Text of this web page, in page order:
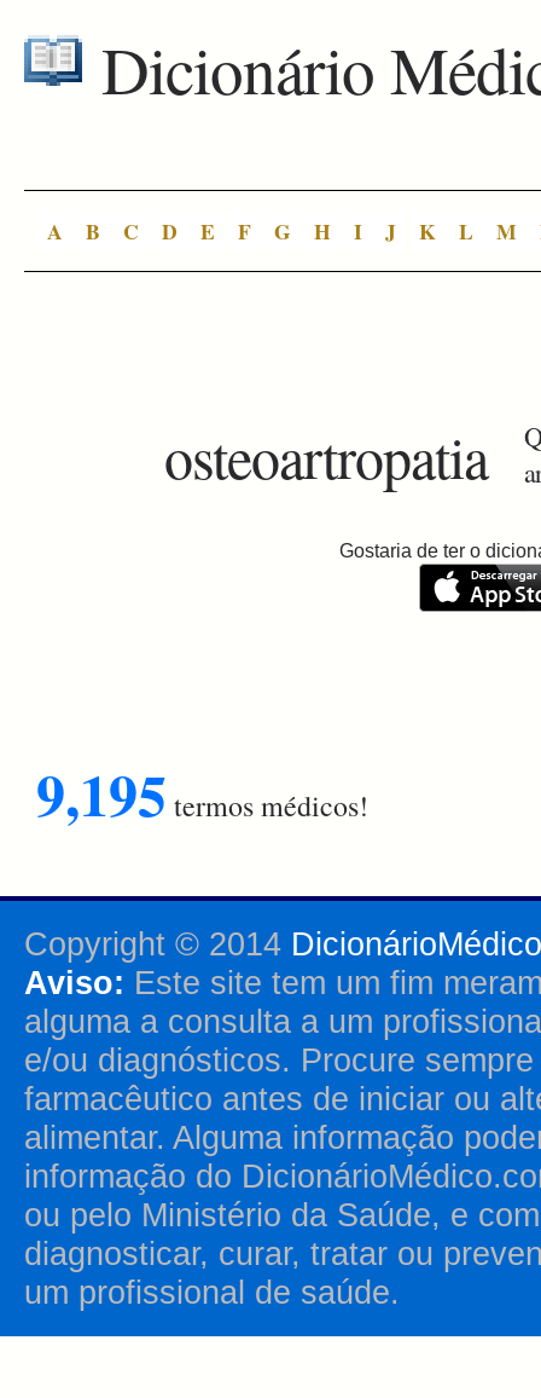
Dicionário
A B C D E F G H I J K L M
osteoartropatia
Gostaria de ter o
9,195 termos médicos!
Copyright © 2014
Aviso: Este site tem um fim
alguma a consulta a um
e/ou diagnósticos. Procure
farmacêutico antes de iniciar ou
alimentar. Alguma informação
informação do
ou pelo Ministério da Saúde, e
diagnosticar, curar, tratar ou
um profissional de saúde.